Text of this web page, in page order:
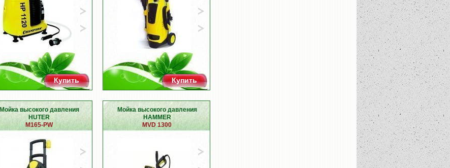
Купить Купить
Мойка высокого давления
HUTER
M165-PW
Мойка высокого давления
HAMMER
MVD 1300